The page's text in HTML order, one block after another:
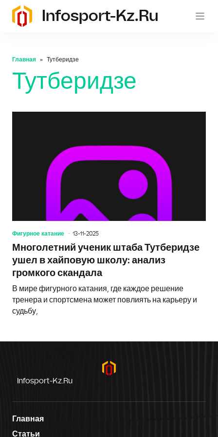
Infosport-Kz.ru
Главная Тутберидзе
Тутберидзе
Фигурное катание 13-11-2025
Многолетний ученик штаба Тутберидзе
ушел в хайповую школу: анализ
громкого скандала
В мире фигурного катания, где каждое решение
тренера и спортсмена может повлиять на карьеру и
судьбу,
Infosport-Kz.ru
Главная
Статьи